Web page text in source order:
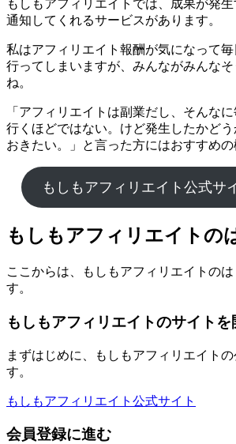
もしもアフィリエイトでは、成果が発
通知してくれるサービスがあります。
私はアフィリエイト報酬が気になって
行ってしまいますが、みんながみんな
ね。
「アフィリエイトは副業だし、そんな
行くほどではない。けど発生したかど
おきたい。」と言った方にはおすすめの
もしもアフィリエイト公式サ
もしもアフィリエイトの
ここからは、もしもアフィリエイトの
す。
もしもアフィリエイトのサイトを
まずはじめに、もしもアフィリエイト
す。
もしもアフィリエイト公式サイト
会員登録に進む